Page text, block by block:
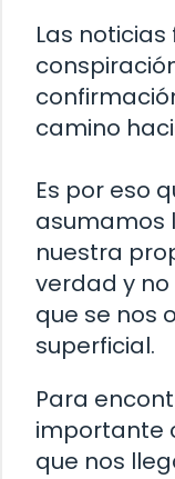
Las
camino
Es por eso
asumamos
nuestra
verdad y
que se nos
superficial.
Para
importante
que nos